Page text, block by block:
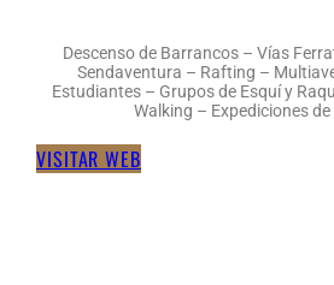
Descenso de Barrancos – Vías
Sendaventura – Rafting –
Estudiantes – Grupos de Esquí y
Walking – Expediciones
VISITAR WEB